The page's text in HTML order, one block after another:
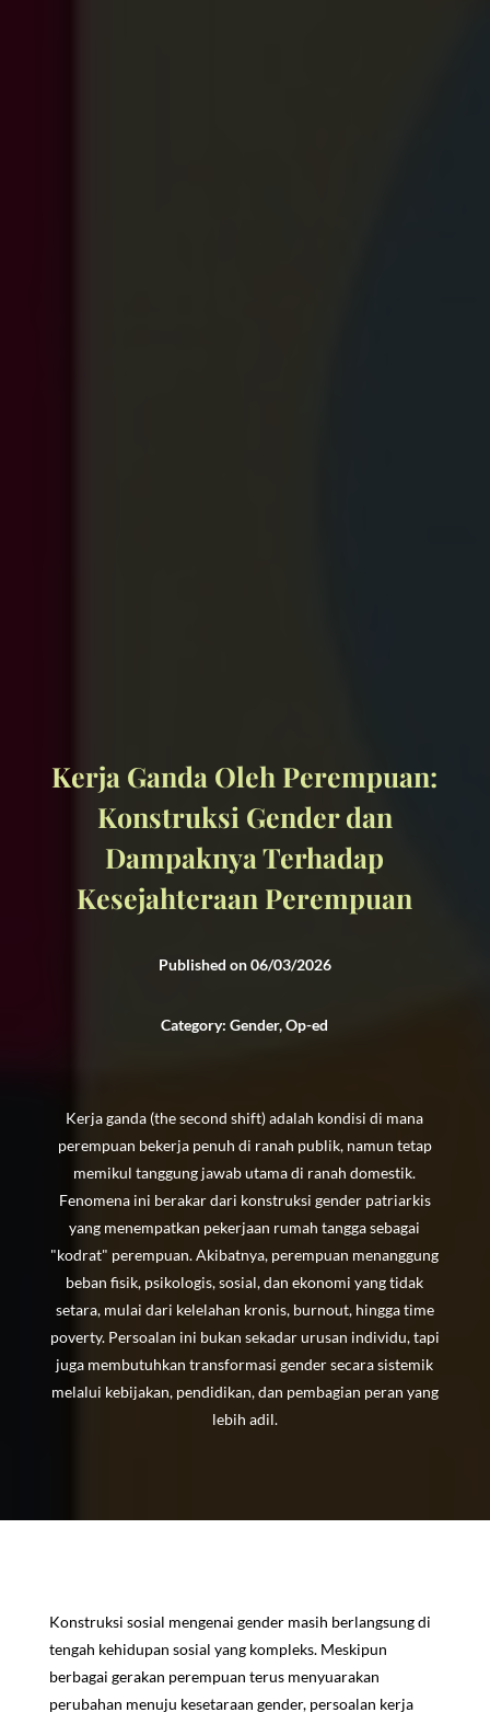
Kerja Ganda Oleh Perempuan:
Konstruksi Gender dan
Dampaknya Terhadap
Kesejahteraan Perempuan
Published on 06/03/2026
Category: Gender, Op-ed
Kerja ganda (the second shift) adalah kondisi di mana
perempuan bekerja penuh di ranah publik, namun tetap
memikul tanggung jawab utama di ranah domestik.
Fenomena ini berakar dari konstruksi gender patriarkis
yang menempatkan pekerjaan rumah tangga sebagai
"kodrat" perempuan. Akibatnya, perempuan menanggung
beban fisik, psikologis, sosial, dan ekonomi yang tidak
setara, mulai dari kelelahan kronis, burnout, hingga time
poverty. Persoalan ini bukan sekadar urusan individu, tapi
juga membutuhkan transformasi gender secara sistemik
melalui kebijakan, pendidikan, dan pembagian peran yang
lebih adil.
Konstruksi sosial mengenai gender masih berlangsung di
tengah kehidupan sosial yang kompleks. Meskipun
berbagai gerakan perempuan terus menyuarakan
perubahan menuju kesetaraan gender, persoalan kerja